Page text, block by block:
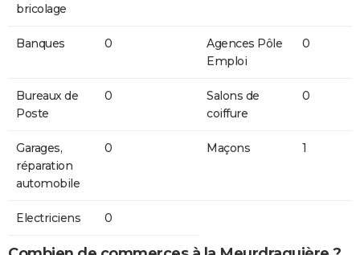
bricolage
Banques 0
Agences Pôle
Emploi
0
Bureaux de
Poste
0
Salons de
coiffure
0
Garages,
réparation
automobile
0 Maçons 1
Electriciens 0